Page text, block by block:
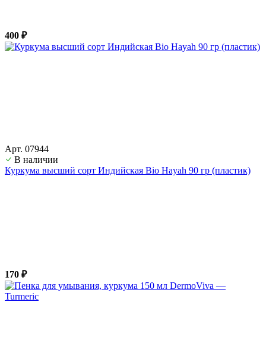
400 ₽
Арт. 07944
В наличии
Куркума высший сорт Индийская Bio Hayah 90 гр (пластик)
170 ₽